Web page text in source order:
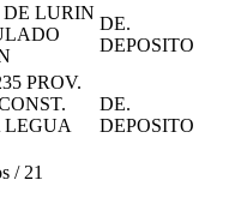
DE LURIN
DE.
DEPOSITO
PROV.
DE.
DEPOSITO
/ 21